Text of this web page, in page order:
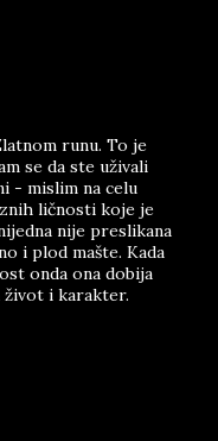
runu. To je
se da ste uživali
- mislim na celu
ličnosti koje je
nije preslikana
i plod mašte. Kada
onda ona dobija
život i karakter.